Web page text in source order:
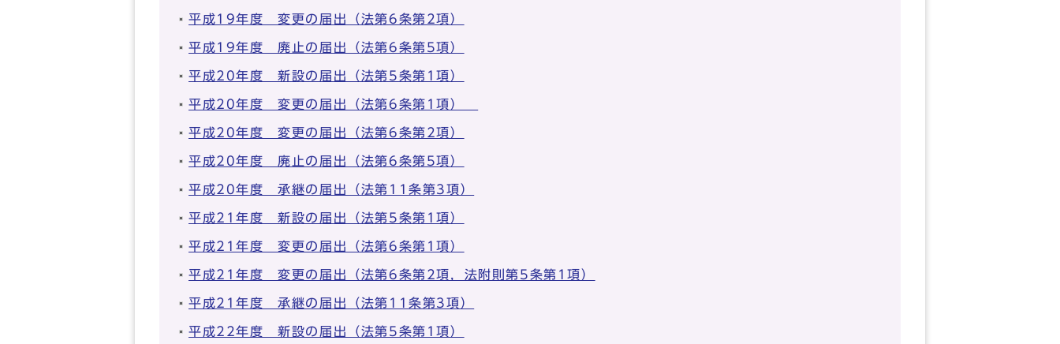
平成19年度 変更の届出（法第6条第2項）
平成19年度 廃止の届出（法第6条第5項）
平成20年度 新設の届出（法第5条第1項）
平成20年度 変更の届出（法第6条第1項）
平成20年度 変更の届出（法第6条第2項）
平成20年度 廃止の届出（法第6条第5項）
平成20年度 承継の届出（法第11条第3項）
平成21年度 新設の届出（法第5条第1項）
平成21年度 変更の届出（法第6条第1項）
平成21年度 変更の届出（法第6条第2項，法附則第5条第1項）
平成21年度 承継の届出（法第11条第3項）
平成22年度 新設の届出（法第5条第1項）